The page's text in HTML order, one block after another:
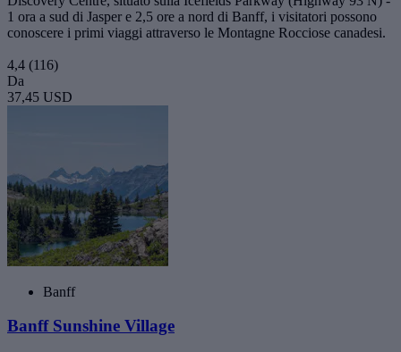
1 ora a sud di Jasper e 2,5 ore a nord di Banff, i visitatori possono
conoscere i primi viaggi attraverso le Montagne Rocciose canadesi.
4,4 (116)
Da
37,45 USD
Banff
Banff Sunshine Village